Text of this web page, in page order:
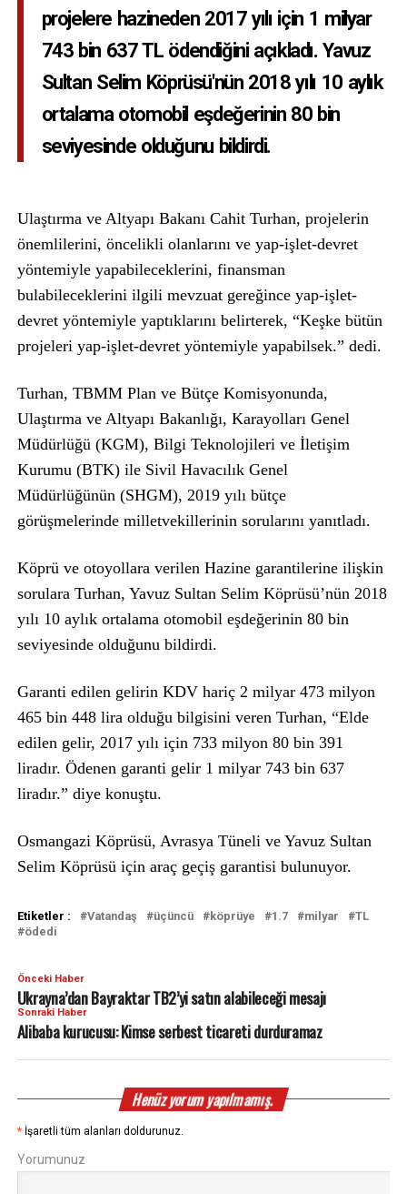
projelere hazineden 2017 yılı için 1 milyar
743 bin 637 TL ödendiğini açıkladı. Yavuz
Sultan Selim Köprüsü'nün 2018 yılı 10 aylık
ortalama otomobil eşdeğerinin 80 bin
seviyesinde olduğunu bildirdi.
Ulaştırma ve Altyapı Bakanı Cahit Turhan, projelerin
önemlilerini, öncelikli olanlarını ve yap-işlet-devret
yöntemiyle yapabileceklerini, finansman
bulabileceklerini ilgili mevzuat gereğince yap-işlet-
devret yöntemiyle yaptıklarını belirterek, “Keşke bütün
projeleri yap-işlet-devret yöntemiyle yapabilsek.” dedi.
Turhan, TBMM Plan ve Bütçe Komisyonunda,
Ulaştırma ve Altyapı Bakanlığı, Karayolları Genel
Müdürlüğü (KGM), Bilgi Teknolojileri ve İletişim
Kurumu (BTK) ile Sivil Havacılık Genel
Müdürlüğünün (SHGM), 2019 yılı bütçe
görüşmelerinde milletvekillerinin sorularını yanıtladı.
Köprü ve otoyollara verilen Hazine garantilerine ilişkin
sorulara Turhan, Yavuz Sultan Selim Köprüsü’nün 2018
yılı 10 aylık ortalama otomobil eşdeğerinin 80 bin
seviyesinde olduğunu bildirdi.
Garanti edilen gelirin KDV hariç 2 milyar 473 milyon
465 bin 448 lira olduğu bilgisini veren Turhan, “Elde
edilen gelir, 2017 yılı için 733 milyon 80 bin 391
liradır. Ödenen garanti gelir 1 milyar 743 bin 637
liradır.” diye konuştu.
Osmangazi Köprüsü, Avrasya Tüneli ve Yavuz Sultan
Selim Köprüsü için araç geçiş garantisi bulunuyor.
Etiketler : Vatandaş üçüncü köprüye 1.7 milyar
TL
ödedi
Önceki Haber
Ukrayna’dan Bayraktar TB2’yi satın alabileceği mesajı
Sonraki Haber
Alibaba kurucusu: Kimse serbest ticareti durduramaz
Henüz yorum yapılmamış.
* İşaretli tüm alanları doldurunuz.
Yorumunuz